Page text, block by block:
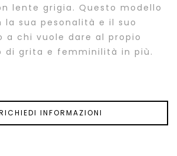
lente grigia. Questo modello
la sua pesonalità e il suo
a chi vuole dare al propio
grita e femminilità in più.
INFORMAZIONI